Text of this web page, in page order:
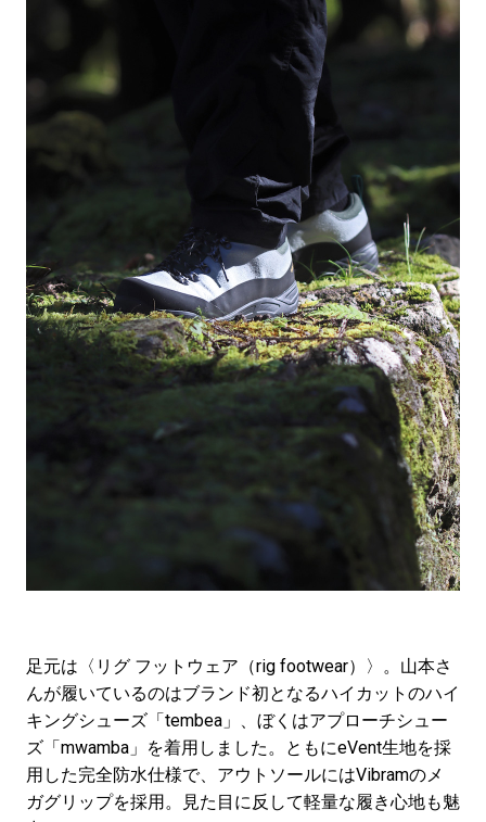
足元は〈リグ フットウェア（rig footwear）〉。山本さ
んが履いているのはブランド初となるハイカットのハイ
キングシューズ「tembea」、ぼくはアプローチシュー
ズ「mwamba」を着用しました。ともにeVent生地を採
用した完全防水仕様で、アウトソールにはVibramのメ
ガグリップを採用。見た目に反して軽量な履き心地も魅